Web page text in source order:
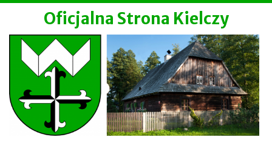
Skip
Oficjalna Strona Kielczy